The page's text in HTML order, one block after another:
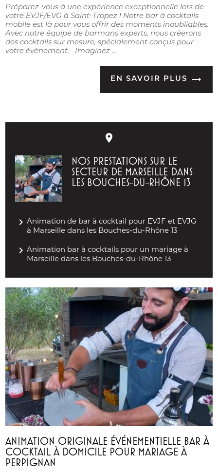
Préparez-vous à une expérience exceptionnelle lors de
votre EVJF/EVG à Saint-Tropez ! Notre bar à cocktails
mobile est là pour vous offrir des moments inoubliables.
Avec notre équipe de barmans experts, nous créerons
des cocktails sur mesure, spécialement conçus pour
votre événement. Imaginez ...
EN SAVOIR PLUS
place
NOS PRESTATIONS SUR LE
SECTEUR DE MARSEILLE DANS
LES BOUCHES-DU-RHÔNE 13
navigate_nextAnimation de bar à cocktail pour EVJF et EVJG
à Marseille dans les Bouches-du-Rhône 13
navigate_nextAnimation bar à cocktails pour un mariage à
Marseille dans les Bouches-du-Rhône 13
ANIMATION ORIGINALE ÉVÉNEMENTIELLE BAR À
COCKTAIL À DOMICILE POUR MARIAGE À
PERPIGNAN